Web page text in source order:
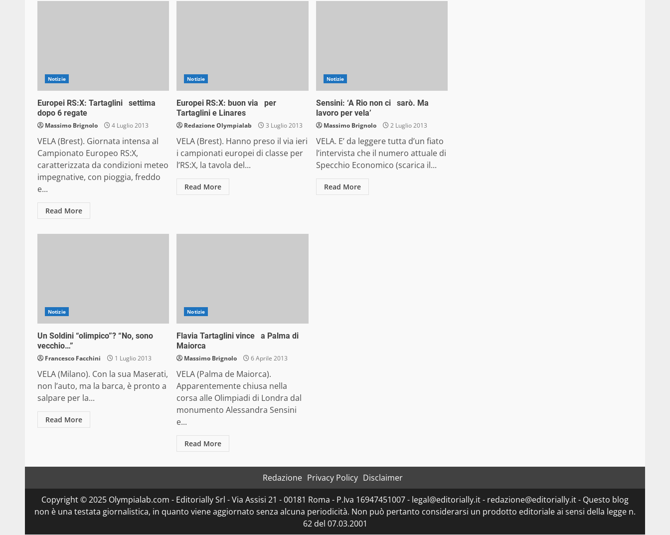
Notizie
Europei RS:X: Tartaglini settima
dopo 6 regate
Massimo Brignolo 4 Luglio 2013
VELA (Brest). Giornata intensa al
Campionato Europeo RS:X,
caratterizzata da condizioni meteo
impegnative, con pioggia, freddo
e...
Read More
Notizie
Europei RS:X: buon via per
Tartaglini e Linares
Redazione Olympialab 3 Luglio 2013
VELA (Brest). Hanno preso il via ieri
i campionati europei di classe per
l’RS:X, la tavola del...
Read More
Notizie
Sensini: ‘A Rio non ci sarò. Ma
lavoro per vela’
Massimo Brignolo 2 Luglio 2013
VELA. E’ da leggere tutta d’un fiato
l’intervista che il numero attuale di
Specchio Economico (scarica il...
Read More
Notizie
Un Soldini “olimpico”? “No, sono
vecchio…”
Francesco Facchini 1 Luglio 2013
VELA (Milano). Con la sua Maserati,
non l’auto, ma la barca, è pronto a
salpare per la...
Read More
Notizie
Flavia Tartaglini vince a Palma di
Maiorca
Massimo Brignolo 6 Aprile 2013
VELA (Palma de Maiorca).
Apparentemente chiusa nella
corsa alle Olimpiadi di Londra dal
monumento Alessandra Sensini
e...
Read More
Redazione Privacy Policy Disclaimer
Copyright © 2025 Olympialab.com - Editorially Srl - Via Assisi 21 - 00181 Roma - P.Iva 16947451007 - legal@editorially.it - redazione@editorially.it - Questo blog
non è una testata giornalistica, in quanto viene aggiornato senza alcuna periodicità. Non può pertanto considerarsi un prodotto editoriale ai sensi della legge n.
62 del 07.03.2001